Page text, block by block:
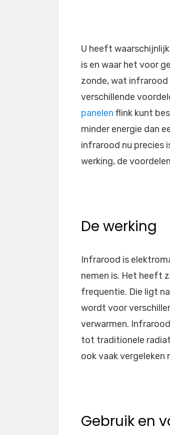
U heeft
is en waar het voor
zonde, wat
verschillende
panelen flink kunt
minder energie dan
infrarood nu precies
werking, de
De werking
Infrarood is
nemen is. Het heeft
frequentie. Die ligt
wordt voor
verwarmen.
tot traditionele
ook vaak vergeleken
Gebruik en